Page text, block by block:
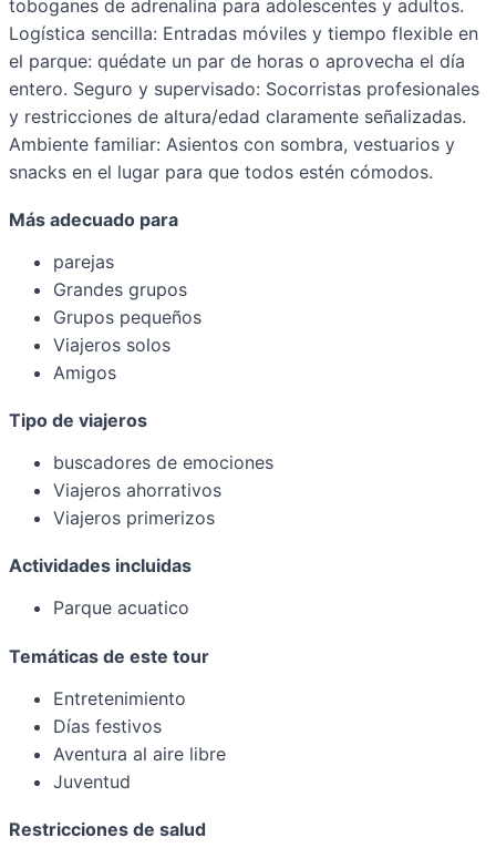
toboganes de adrenalina para adolescentes y adultos.
Logística sencilla: Entradas móviles y tiempo flexible en
el parque: quédate un par de horas o aprovecha el día
entero. Seguro y supervisado: Socorristas profesionales
y restricciones de altura/edad claramente señalizadas.
Ambiente familiar: Asientos con sombra, vestuarios y
snacks en el lugar para que todos estén cómodos.
Más adecuado para
parejas
Grandes grupos
Grupos pequeños
Viajeros solos
Amigos
Tipo de viajeros
buscadores de emociones
Viajeros ahorrativos
Viajeros primerizos
Actividades incluidas
Parque acuatico
Temáticas de este tour
Entretenimiento
Días festivos
Aventura al aire libre
Juventud
Restricciones de salud